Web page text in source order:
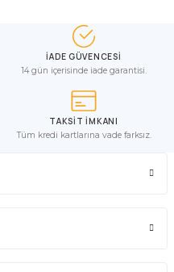
İADE GÜVENCESİ
14 gün içerisinde iade garantisi.
TAKSİT İMKANI
Tüm kredi kartlarına vade farksız.